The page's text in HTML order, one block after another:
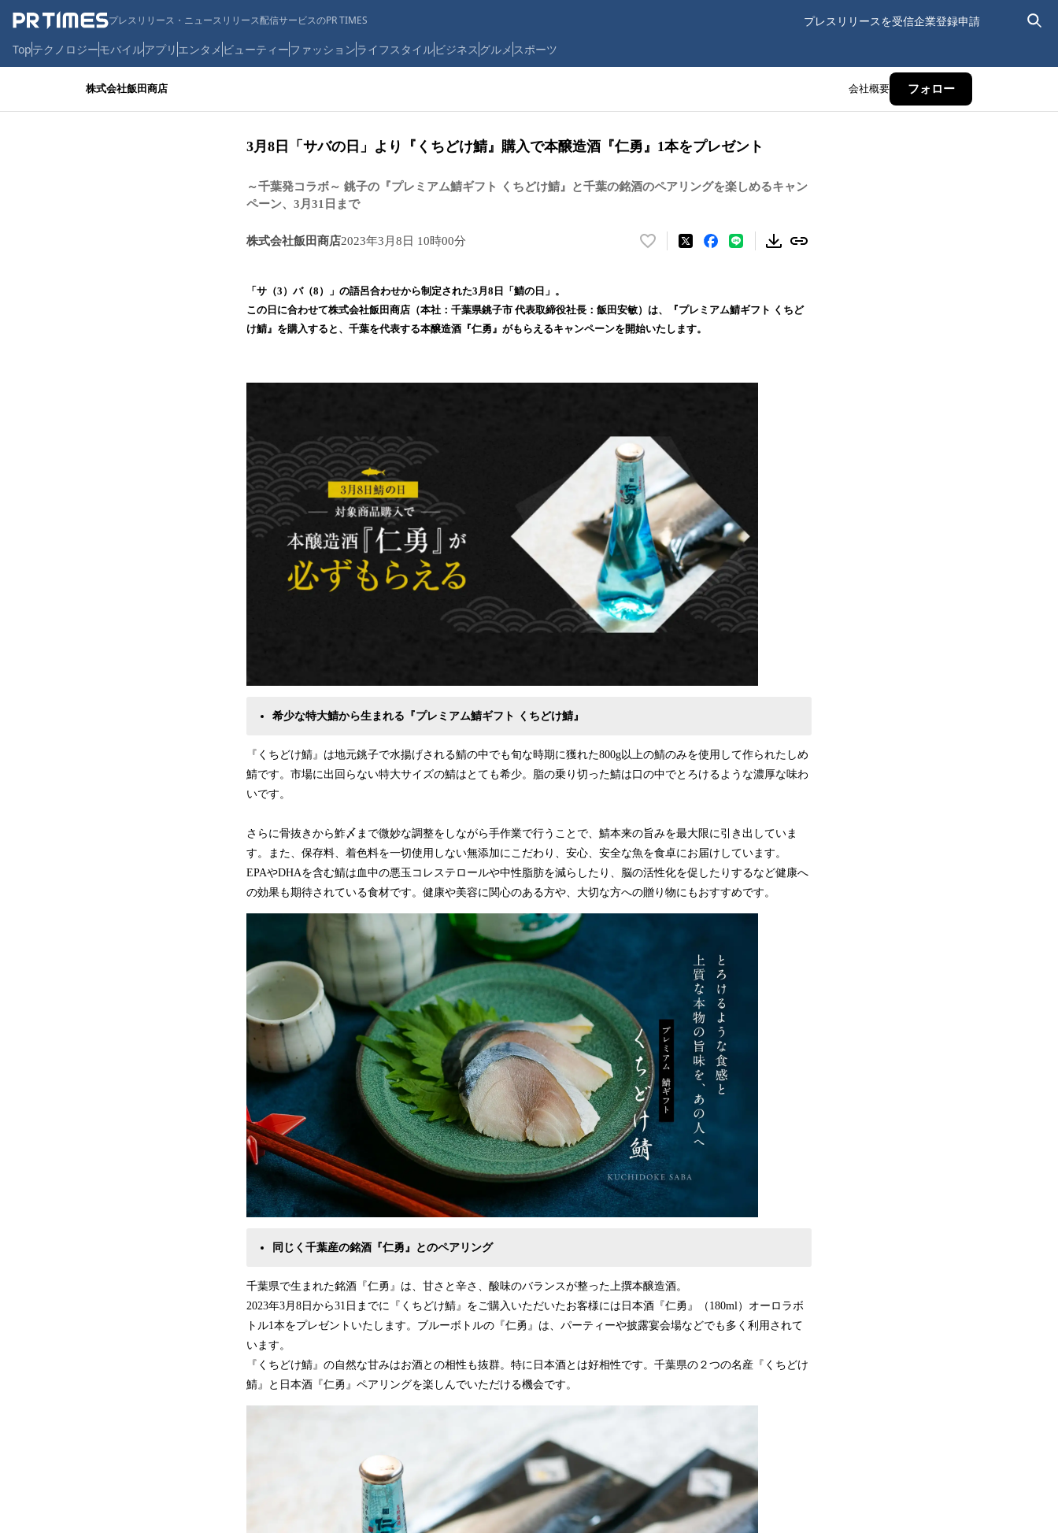
プレスリリース・ニュースリリース配信サービスのPR TIMES プレスリリースを受信企業登録申請
Topテクノロジーモバイルアプリ エンタメ ビューティーファッションライフスタイルビジネス グルメ スポーツ
株式会社飯田商店 会社概要 フォロー
3月8日「サバの日」より『くちどけ鯖』購入で本醸造酒『仁勇』1本をプレゼント
～千葉発コラボ～ 銚子の『プレミアム鯖ギフト くちどけ鯖』と千葉の銘酒のペアリングを楽しめるキャン
ペーン、3月31日まで
株式会社飯田商店2023年3月8日 10時00分
い
数
を
込
す
「サ（3）バ（8）」の語呂合わせから制定された3月8日「鯖の日」。
この日に合わせて株式会社飯田商店（本社：千葉県銚子市 代表取締役社長：飯田安敏）は、『プレミアム鯖ギフト くちど
け鯖』を購入すると、千葉を代表する本醸造酒『仁勇』がもらえるキャンペーンを開始いたします。
希少な特大鯖から生まれる『プレミアム鯖ギフト くちどけ鯖』
『くちどけ鯖』は地元銚子で水揚げされる鯖の中でも旬な時期に獲れた800g以上の鯖のみを使用して作られたしめ
鯖です。市場に出回らない特大サイズの鯖はとても希少。脂の乗り切った鯖は口の中でとろけるような濃厚な味わ
いです。
さらに骨抜きから鮓〆まで微妙な調整をしながら手作業で行うことで、鯖本来の旨みを最大限に引き出していま
す。また、保存料、着色料を一切使用しない無添加にこだわり、安心、安全な魚を食卓にお届けしています。
EPAやDHAを含む鯖は血中の悪玉コレステロールや中性脂肪を減らしたり、脳の活性化を促したりするなど健康へ
の効果も期待されている食材です。健康や美容に関心のある方や、大切な方への贈り物にもおすすめです。
同じく千葉産の銘酒『仁勇』とのペアリング
千葉県で生まれた銘酒『仁勇』は、甘さと辛さ、酸味のバランスが整った上撰本醸造酒。
2023年3月8日から31日までに『くちどけ鯖』をご購入いただいたお客様には日本酒『仁勇』（180ml）オーロラボ
トル1本をプレゼントいたします。ブルーボトルの『仁勇』は、パーティーや披露宴会場などでも多く利用されて
います。
『くちどけ鯖』の自然な甘みはお酒との相性も抜群。特に日本酒とは好相性です。千葉県の２つの名産『くちどけ
鯖』と日本酒『仁勇』ペアリングを楽しんでいただける機会です。